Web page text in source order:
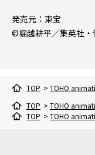
発売元：東宝
©堀越耕平／集英社・
TOP > TOHO
TOP > TOHO
TOP > TOHO